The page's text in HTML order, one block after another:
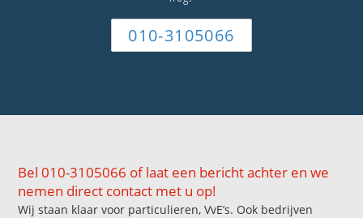
010-3105066
Bel 010-3105066 of laat een bericht achter en we
nemen direct contact met u op!
Wij staan klaar voor particulieren, VvE’s. Ook bedrijven